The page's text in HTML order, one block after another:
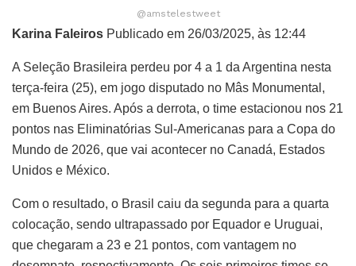
@amstelestweet
Karina Faleiros Publicado em 26/03/2025, às 12:44
A Seleção Brasileira perdeu por 4 a 1 da Argentina nesta
terça-feira (25), em jogo disputado no Mâs Monumental,
em Buenos Aires. Após a derrota, o time estacionou nos 21
pontos nas Eliminatórias Sul-Americanas para a Copa do
Mundo de 2026, que vai acontecer no Canadá, Estados
Unidos e México.
Com o resultado, o Brasil caiu da segunda para a quarta
colocação, sendo ultrapassado por Equador e Uruguai,
que chegaram a 23 e 21 pontos, com vantagem no